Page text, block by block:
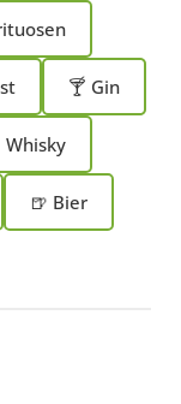
🍸 Gin
Whisky
🍺 Bier